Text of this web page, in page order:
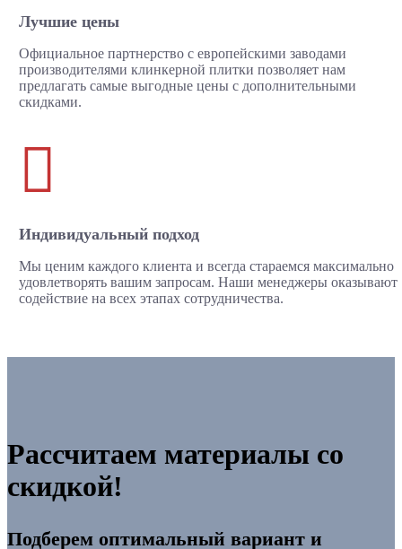
Лучшие цены
Официальное партнерство с европейскими заводами
производителями клинкерной плитки позволяет нам
предлагать самые выгодные цены с дополнительными
скидками.

Индивидуальный подход
Мы ценим каждого клиента и всегда стараемся максимально
удовлетворять вашим запросам. Наши менеджеры оказывают
содействие на всех этапах сотрудничества.
Рассчитаем материалы со
скидкой!
Подберем оптимальный вариант и